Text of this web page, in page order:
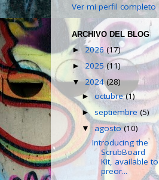
Ver mi perfil completo
ARCHIVO DEL BLOG
► 2026(17)
► 2025(11)
▼ 2024(28)
►octubre(1)
►septiembre(5)
▼agosto(10)
Introducing the
ScrubBoard
Kit, available to
preor...